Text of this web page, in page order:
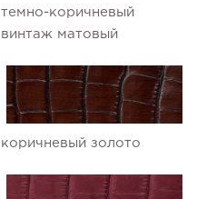
темно-коричневый
винтаж матовый
коричневый золото